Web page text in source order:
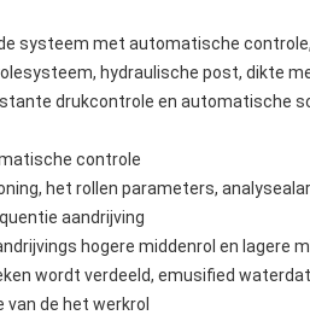
systeem met automatische
hydraulische post, dikte
drukcontrole en automatische
controle
het rollen parameters,
aandrijving
hogere middenrol en lagere
wordt verdeeld, emusified
de het werkrol